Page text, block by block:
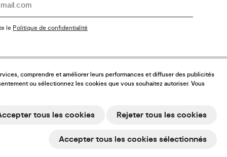
le Politique de confidentialité
comprendre et améliorer leurs performances et diffuser des publicités
ou sélectionnez les cookies que vous souhaitez autoriser. Vous
tous les cookies Rejeter tous les cookies
Accepter tous les cookies sélectionnés